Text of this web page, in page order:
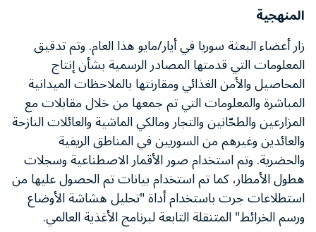
المنهجية
زار أعضاء البعثة سوريا في أيار/مايو هذا العام. وتم تدقيق
المعلومات التي قدمتها المصادر الرسمية بشأن إنتاج
المحاصيل والأمن الغذائي ومقارنتها بالملاحظات الميدانية
المباشرة والمعلومات التي تم جمعها من خلال مقابلات مع
المزارعين والطحّانين والتجار ومالكي الماشية والعائلات النازحة
والعائدين وغيرهم من السوريين في المناطق الريفية
والحضرية. وتم استخدام صور الأقمار الاصطناعية وسجلات
هطول الأمطار، كما تم استخدام بيانات تم الحصول عليها من
استطلاعات جرت باستخدام أداة "تحليل هشاشة الأوضاع
ورسم الخرائط" المتنقلة التابعة لبرنامج الأغذية العالمي.